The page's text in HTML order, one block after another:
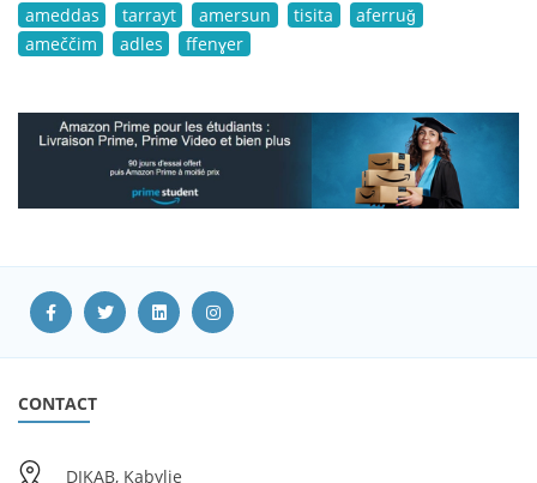
ameddas
tarrayt amersun tisita
aferruǧ
ameččim
adles ffenɣer
CONTACT
DIKAB, Kabylie